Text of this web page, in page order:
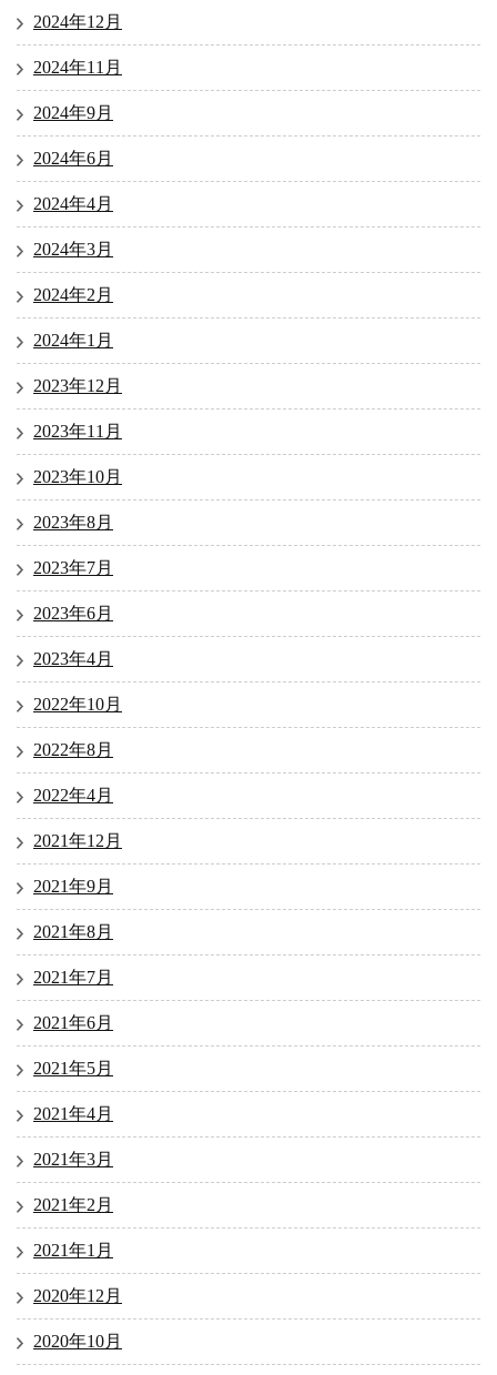
2024年12月
2024年11月
2024年9月
2024年6月
2024年4月
2024年3月
2024年2月
2024年1月
2023年12月
2023年11月
2023年10月
2023年8月
2023年7月
2023年6月
2023年4月
2022年10月
2022年8月
2022年4月
2021年12月
2021年9月
2021年8月
2021年7月
2021年6月
2021年5月
2021年4月
2021年3月
2021年2月
2021年1月
2020年12月
2020年10月